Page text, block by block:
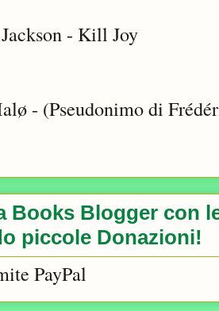
- Kill Joy
- (Pseudonimo di
Books Blogger con
piccole Donazioni!
PayPal